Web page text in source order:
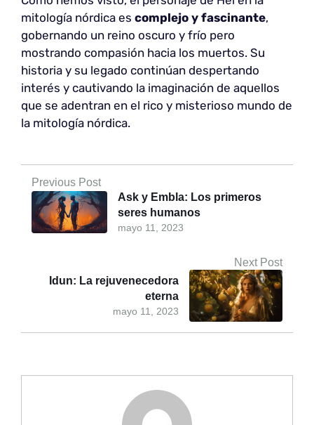
mitología nórdica es complejo y fascinante,
gobernando un reino oscuro y frío pero
mostrando compasión hacia los muertos. Su
historia y su legado continúan despertando
interés y cautivando la imaginación de aquellos
que se adentran en el rico y misterioso mundo de
la mitología nórdica.
Previous Post
mayo 11, 2023
Ask y Embla: Los primeros
seres humanos
Next Post
mayo 11, 2023
Idun: La rejuvenecedora
eterna